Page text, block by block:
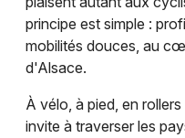
principe est simple :
mobilités douces, au
d'Alsace.
À vélo, à pied, en
invite à traverser les